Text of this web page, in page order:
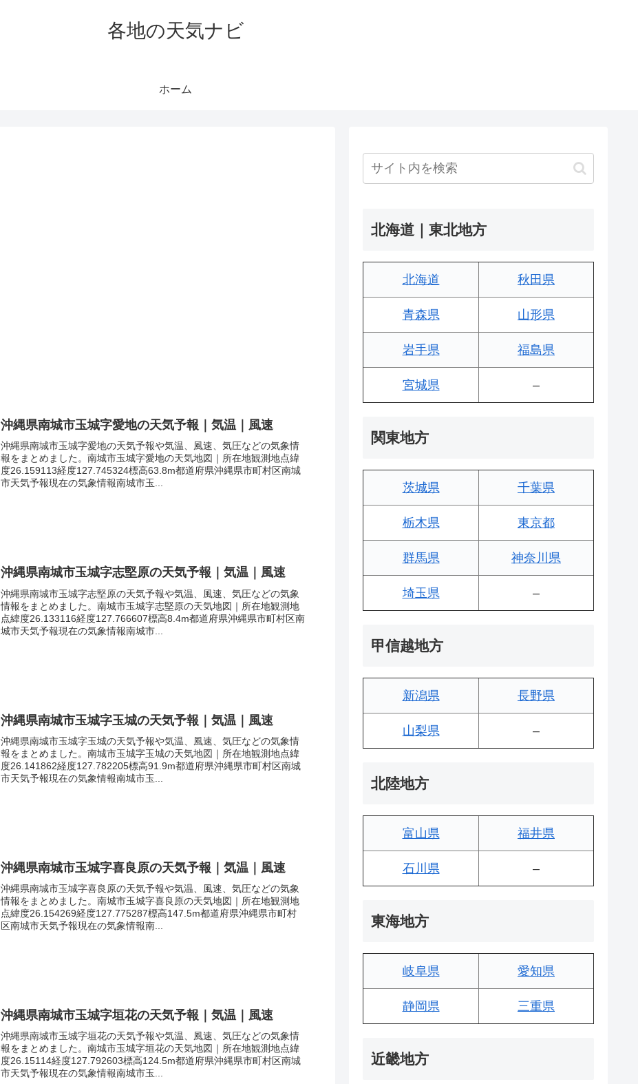
各地の天気ナビ
ホーム
沖縄県南城市玉城字愛地の天気予報｜気温｜風速
沖縄県南城市玉城字愛地の天気予報や気温、風速、気圧などの気象情
報をまとめました。南城市玉城字愛地の天気地図｜所在地観測地点緯
度26.159113経度127.745324標高63.8m都道府県沖縄県市町村区南城
市天気予報現在の気象情報南城市玉...
沖縄県南城市玉城字志堅原の天気予報｜気温｜風速
沖縄県南城市玉城字志堅原の天気予報や気温、風速、気圧などの気象
情報をまとめました。南城市玉城字志堅原の天気地図｜所在地観測地
点緯度26.133116経度127.766607標高8.4m都道府県沖縄県市町村区南
城市天気予報現在の気象情報南城市...
沖縄県南城市玉城字玉城の天気予報｜気温｜風速
沖縄県南城市玉城字玉城の天気予報や気温、風速、気圧などの気象情
報をまとめました。南城市玉城字玉城の天気地図｜所在地観測地点緯
度26.141862経度127.782205標高91.9m都道府県沖縄県市町村区南城
市天気予報現在の気象情報南城市玉...
沖縄県南城市玉城字喜良原の天気予報｜気温｜風速
沖縄県南城市玉城字喜良原の天気予報や気温、風速、気圧などの気象
情報をまとめました。南城市玉城字喜良原の天気地図｜所在地観測地
点緯度26.154269経度127.775287標高147.5m都道府県沖縄県市町村
区南城市天気予報現在の気象情報南...
沖縄県南城市玉城字垣花の天気予報｜気温｜風速
沖縄県南城市玉城字垣花の天気予報や気温、風速、気圧などの気象情
報をまとめました。南城市玉城字垣花の天気地図｜所在地観測地点緯
度26.15114経度127.792603標高124.5m都道府県沖縄県市町村区南城
市天気予報現在の気象情報南城市玉...
北海道｜東北地方
北海道 秋田県
青森県 山形県
岩手県 福島県
宮城県 –
関東地方
茨城県 千葉県
栃木県 東京都
群馬県 神奈川県
埼玉県 –
甲信越地方
新潟県 長野県
山梨県 –
北陸地方
富山県 福井県
石川県 –
東海地方
岐阜県 愛知県
静岡県 三重県
近畿地方